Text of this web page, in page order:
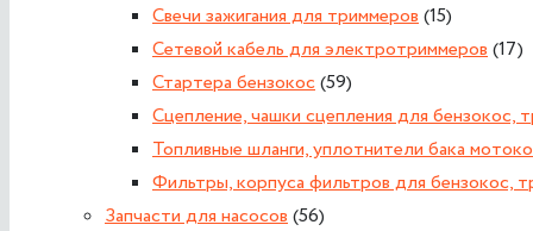
Свечи зажигания для триммеров (15)
Сетевой кабель для электротриммеров (17)
Стартера бензокос(59)
Сцепление, чашки сцепления для бензокос,
Топливные шланги, уплотнители бака
Фильтры, корпуса фильтров для бензокос,
Запчасти для насосов (56)